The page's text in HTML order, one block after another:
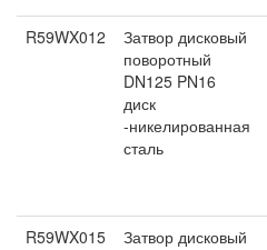
R59WX012
Затвор дисковый
поворотный
DN125 PN16
диск
-никелированная
сталь
R59WX015
Затвор дисковый